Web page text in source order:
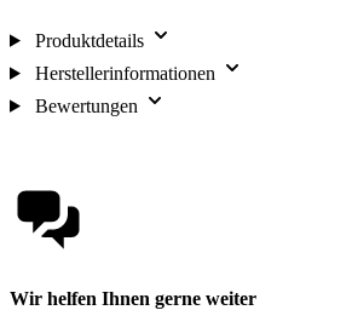
Produktdetails
Herstellerinformationen
Bewertungen
Wir helfen Ihnen gerne weiter